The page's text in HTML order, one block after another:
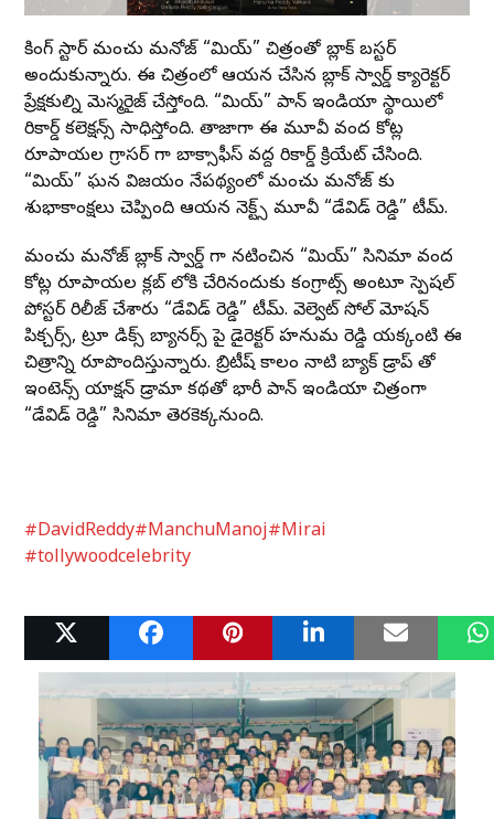
రాకింగ్ స్టార్ మంచు మనోజ్ “మిరాయ్” చిత్రంతో బ్లాక్ బస్టర్
అందుకున్నారు. ఈ చిత్రంలో ఆయన చేసిన బ్లాక్ స్వార్డ్ క్యారెక్టర్
ప్రేక్షకుల్ని మెస్మరైజ్ చేస్తోంది. “మిరాయ్” పాన్ ఇండియా స్థాయిలో
రికార్డ్ కలెక్షన్స్ సాధిస్తోంది. తాజాగా ఈ మూవీ వంద కోట్ల
రూపాయల గ్రాసర్ గా బాక్సాఫీస్ వద్ద రికార్డ్ క్రియేట్ చేసింది.
“మిరాయ్” ఘన విజయం నేపథ్యంలో మంచు మనోజ్ కు
శుభాకాంక్షలు చెప్పింది ఆయన నెక్ట్స్ మూవీ “డేవిడ్ రెడ్డి” టీమ్.
మంచు మనోజ్ బ్లాక్ స్వార్డ్ గా నటించిన “మిరాయ్” సినిమా వంద
కోట్ల రూపాయల క్లబ్ లోకి చేరినందుకు కంగ్రాట్స్ అంటూ స్పెషల్
పోస్టర్ రిలీజ్ చేశారు “డేవిడ్ రెడ్డి” టీమ్. వెల్వెట్ సోల్ మోషన్
పిక్చర్స్, ట్రూ రాడిక్స్ బ్యానర్స్ పై డైరెక్టర్ హనుమ రెడ్డి యక్కంటి ఈ
చిత్రాన్ని రూపొందిస్తున్నారు. బ్రిటీష్ కాలం నాటి బ్యాక్ డ్రాప్ తో
ఇంటెన్స్ యాక్షన్ డ్రామా కథతో భారీ పాన్ ఇండియా చిత్రంగా
“డేవిడ్ రెడ్డి” సినిమా తెరకెక్కనుంది.
#DavidReddy#ManchuManoj#Mirai
#tollywoodcelebrity
Related Posts